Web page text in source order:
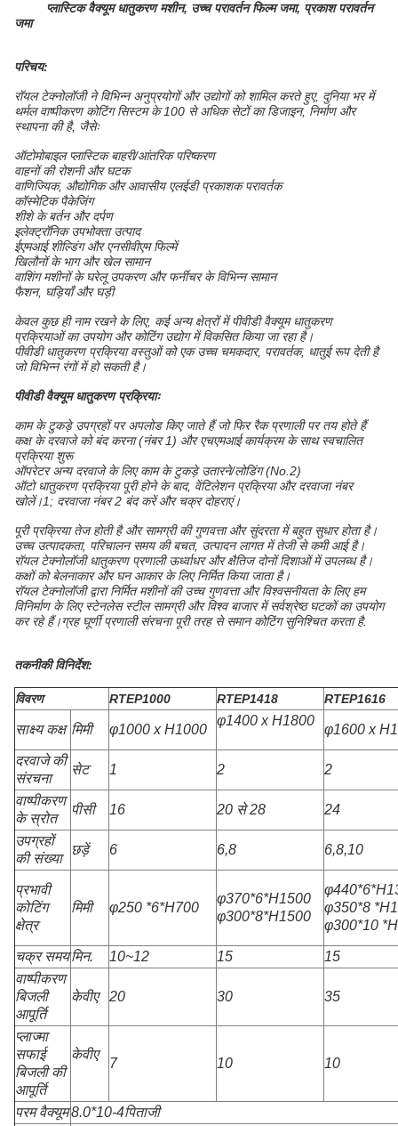
प्लास्टिक वैक्यूम धातुकरण मशीन, उच्च परावर्तन फिल्म जमा, प्रकाश परावर्तन
जमा
परिचय:
रॉयल टेक्नोलॉजी ने विभिन्न अनुप्रयोगों और उद्योगों को शामिल करते हुए, दुनिया भर में
थर्मल वाष्पीकरण कोटिंग सिस्टम के 100 से अधिक सेटों का डिजाइन, निर्माण और
स्थापना की है, जैसेः
ऑटोमोबाइल प्लास्टिक बाहरी/आंतरिक परिष्करण
वाहनों की रोशनी और घटक
वाणिज्यिक, औद्योगिक और आवासीय एलईडी प्रकाशक परावर्तक
कॉस्मेटिक पैकेजिंग
शीशे के बर्तन और दर्पण
इलेक्ट्रॉनिक उपभोक्ता उत्पाद
ईएमआई शील्डिंग और एनसीवीएम फिल्में
खिलौनों के भाग और खेल सामान
वाशिंग मशीनों के घरेलू उपकरण और फर्नीचर के विभिन्न सामान
फैशन, घड़ियाँ और घड़ी
केवल कुछ ही नाम रखने के लिए, कई अन्य क्षेत्रों में पीवीडी वैक्यूम धातुकरण
प्रक्रियाओं का उपयोग और कोटिंग उद्योग में विकसित किया जा रहा है।
पीवीडी धातुकरण प्रक्रिया वस्तुओं को एक उच्च चमकदार, परावर्तक, धातुई रूप देती है
जो विभिन्न रंगों में हो सकती है।
पीवीडी वैक्यूम धातुकरण प्रक्रियाः
काम के टुकड़े उपग्रहों पर अपलोड किए जाते हैं जो फिर रैक प्रणाली पर तय होते हैं
कक्ष के दरवाजे को बंद करना (नंबर 1) और एचएमआई कार्यक्रम के साथ स्वचालित
प्रक्रिया शुरू
ऑपरेटर अन्य दरवाजे के लिए काम के टुकड़े उतारने/लोडिंग (No.2)
ऑटो धातुकरण प्रक्रिया पूरी होने के बाद, वेंटिलेशन प्रक्रिया और दरवाजा नंबर
खोलें।1; दरवाजा नंबर 2 बंद करें और चक्र दोहराएं।
पूरी प्रक्रिया तेज होती है और सामग्री की गुणवत्ता और सुंदरता में बहुत सुधार होता है।
उच्च उत्पादकता, परिचालन समय की बचत, उत्पादन लागत में तेजी से कमी आई है।
रॉयल टेक्नोलॉजी धातुकरण प्रणाली ऊर्ध्वाधर और क्षैतिज दोनों दिशाओं में उपलब्ध है।
कक्षों को बेलनाकार और घन आकार के लिए निर्मित किया जाता है।
रॉयल टेक्नोलॉजी द्वारा निर्मित मशीनों की उच्च गुणवत्ता और विश्वसनीयता के लिए हम
विनिर्माण के लिए स्टेनलेस स्टील सामग्री और विश्व बाजार में सर्वश्रेष्ठ घटकों का उपयोग
कर रहे हैं।ग्रह घूर्णी प्रणाली संरचना पूरी तरह से समान कोटिंग सुनिश्चित करता है.
तकनीकी विनिर्देश:
विवरण RTEP1000 RTEP1418 RTEP1616
साक्ष्य कक्ष मिमी φ1000 x H1000
φ1400 x H1800
φ1600 x
दरवाजे की
संरचना
सेट 1 2 2
वाष्पीकरण
के स्रोत
पीसी 16 20 से 28 24
उपग्रहों
की संख्या
छड़ें 6 6,8 6,8,10
प्रभावी
कोटिंग
क्षेत्र
मिमी φ250 *6*H700
φ370*6*H1500
φ300*8*H1500
φ350*8
φ300*10
चक्र समयमिन. 10~12 15
15
वाष्पीकरण
बिजली
आपूर्ति
केवीए 20 30 35
प्लाज्मा
सफाई
बिजली की
आपूर्ति
केवीए
7 10 10
परम वैक्यूम8.0*10-4पिताजी